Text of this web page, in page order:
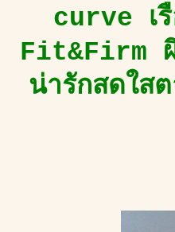
curve เ
Fit&Firm ผิ
น่ารักสดใส